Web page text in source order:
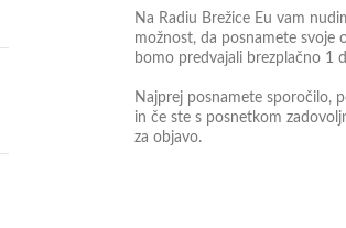
Na Radiu Brežice Eu vam
možnost, da posnamete svoje
bomo predvajali brezplačno 1
Najprej posnamete sporočilo,
in če ste s posnetkom
za objavo.